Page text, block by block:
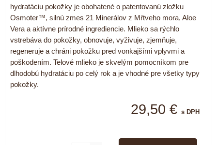
hydratáciu pokožky je obohatené o patentovanú zložku
Osmoter™, silnú zmes 21 Minerálov z Mŕtveho mora, Aloe
Vera a aktívne prírodné ingrediencie. Mlieko sa rýchlo
vstrebáva do pokožky, obnovuje, vyživuje, zjemňuje,
regeneruje a chráni pokožku pred vonkajšími vplyvmi a
poškodením. Telové mlieko je skvelým pomocníkom pre
dlhodobú hydratáciu po celý rok a je vhodné pre všetky typy
pokožky.
29,50 € s DPH